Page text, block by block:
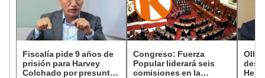
Fiscalía pide 9 años de
prisión para Harvey
Colchado por presunta
Congreso: Fuerza
Popular liderará seis
comisiones en la